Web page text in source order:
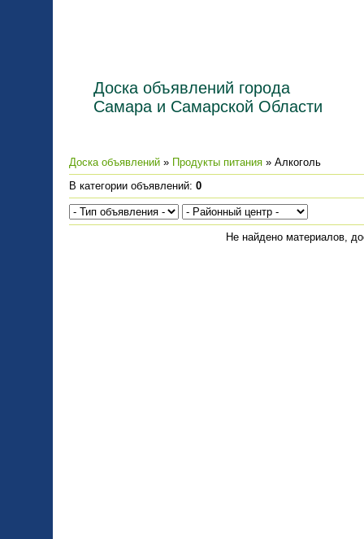
Доска объявлений города
Самара и Самарской Области
Доска объявлений » Продукты питания » Алкоголь
В категории объявлений: 0
Не найдено материалов,